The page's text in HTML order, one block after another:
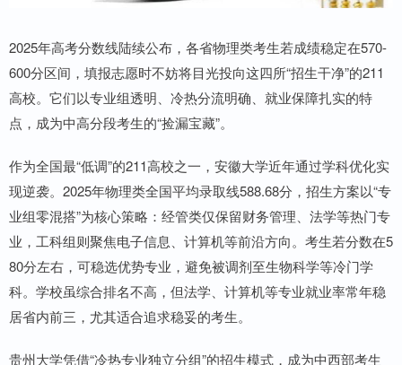
2025年高考分数线陆续公布，各省物理类考生若成绩稳定在570-
600分区间，填报志愿时不妨将目光投向这四所“招生干净”的211
高校。它们以专业组透明、冷热分流明确、就业保障扎实的特
点，成为中高分段考生的“捡漏宝藏”。
作为全国最“低调”的211高校之一，安徽大学近年通过学科优化实
现逆袭。2025年物理类全国平均录取线588.68分，招生方案以“专
业组零混搭”为核心策略：经管类仅保留财务管理、法学等热门专
业，工科组则聚焦电子信息、计算机等前沿方向。考生若分数在5
80分左右，可稳选优势专业，避免被调剂至生物科学等冷门学
科。学校虽综合排名不高，但法学、计算机等专业就业率常年稳
居省内前三，尤其适合追求稳妥的考生。
贵州大学凭借“冷热专业独立分组”的招生模式，成为中西部考生